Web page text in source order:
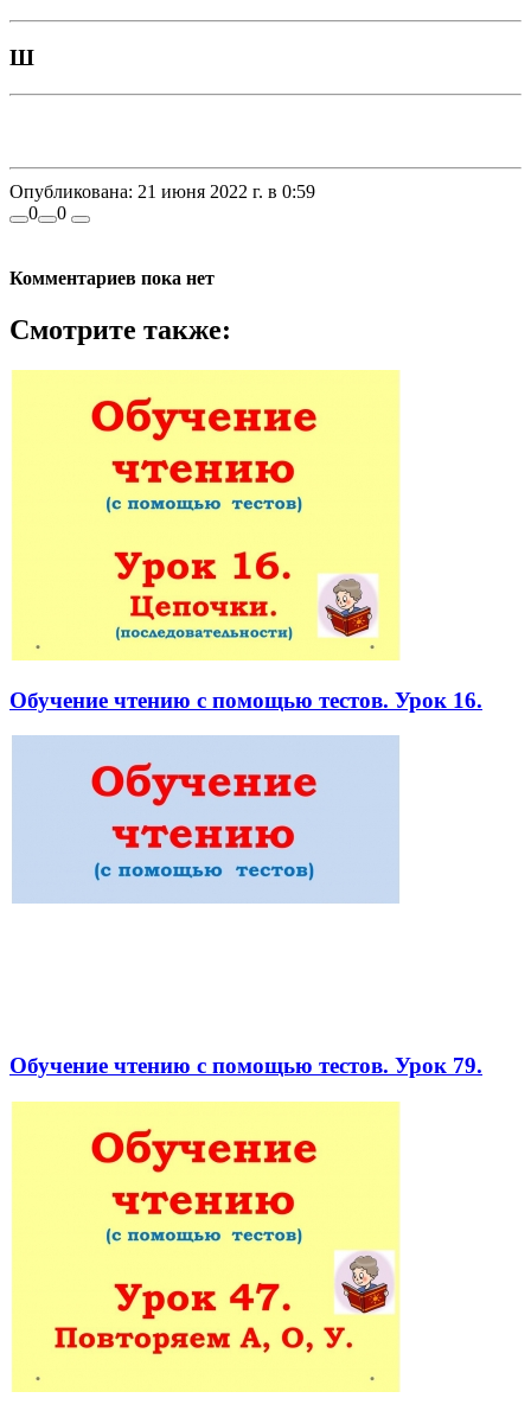
Ш
Опубликована: 21 июня 2022 г. в 0:59
0
0
Комментариев пока нет
Смотрите также:
Обучение чтению с помощью тестов. Урок 16.
Обучение чтению с помощью тестов. Урок 79.